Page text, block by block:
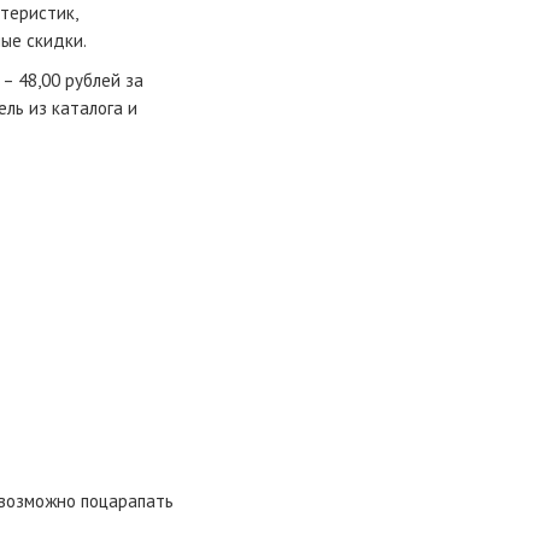
скидки.
48,00 рублей за
из каталога и
поцарапать